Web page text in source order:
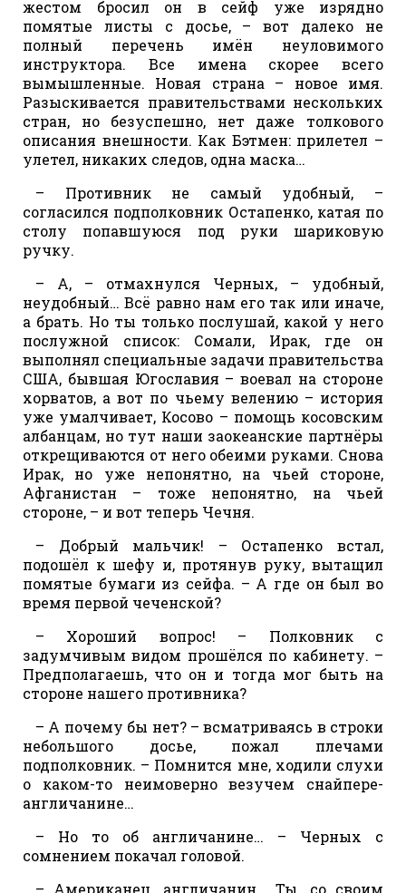
жестом бросил он в сейф уже изрядно
помятые листы с досье, – вот далеко не
полный перечень имён неуловимого
инструктора. Все имена скорее всего
вымышленные. Новая страна – новое имя.
Разыскивается правительствами нескольких
стран, но безуспешно, нет даже толкового
описания внешности. Как Бэтмен: прилетел –
улетел, никаких следов, одна маска…
– Противник не самый удобный, –
согласился подполковник Остапенко, катая по
столу попавшуюся под руки шариковую
ручку.
– А, – отмахнулся Черных, – удобный,
неудобный… Всё равно нам его так или иначе,
а брать. Но ты только послушай, какой у него
послужной список: Сомали, Ирак, где он
выполнял специальные задачи правительства
США, бывшая Югославия – воевал на стороне
хорватов, а вот по чьему велению – история
уже умалчивает, Косово – помощь косовским
албанцам, но тут наши заокеанские партнёры
открещиваются от него обеими руками. Снова
Ирак, но уже непонятно, на чьей стороне,
Афганистан – тоже непонятно, на чьей
стороне, – и вот теперь Чечня.
– Добрый мальчик! – Остапенко встал,
подошёл к шефу и, протянув руку, вытащил
помятые бумаги из сейфа. – А где он был во
время первой чеченской?
– Хороший вопрос! – Полковник с
задумчивым видом прошёлся по кабинету. –
Предполагаешь, что он и тогда мог быть на
стороне нашего противника?
– А почему бы нет? – всматриваясь в строки
небольшого досье, пожал плечами
подполковник. – Помнится мне, ходили слухи
о каком-то неимоверно везучем снайпере-
англичанине…
– Но то об англичанине… – Черных с
сомнением покачал головой.
– Американец, англичанин… Ты, со своим